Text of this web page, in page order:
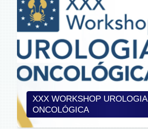
XXX WORKSHOP UROLOGIA
ONCOLÓGICA